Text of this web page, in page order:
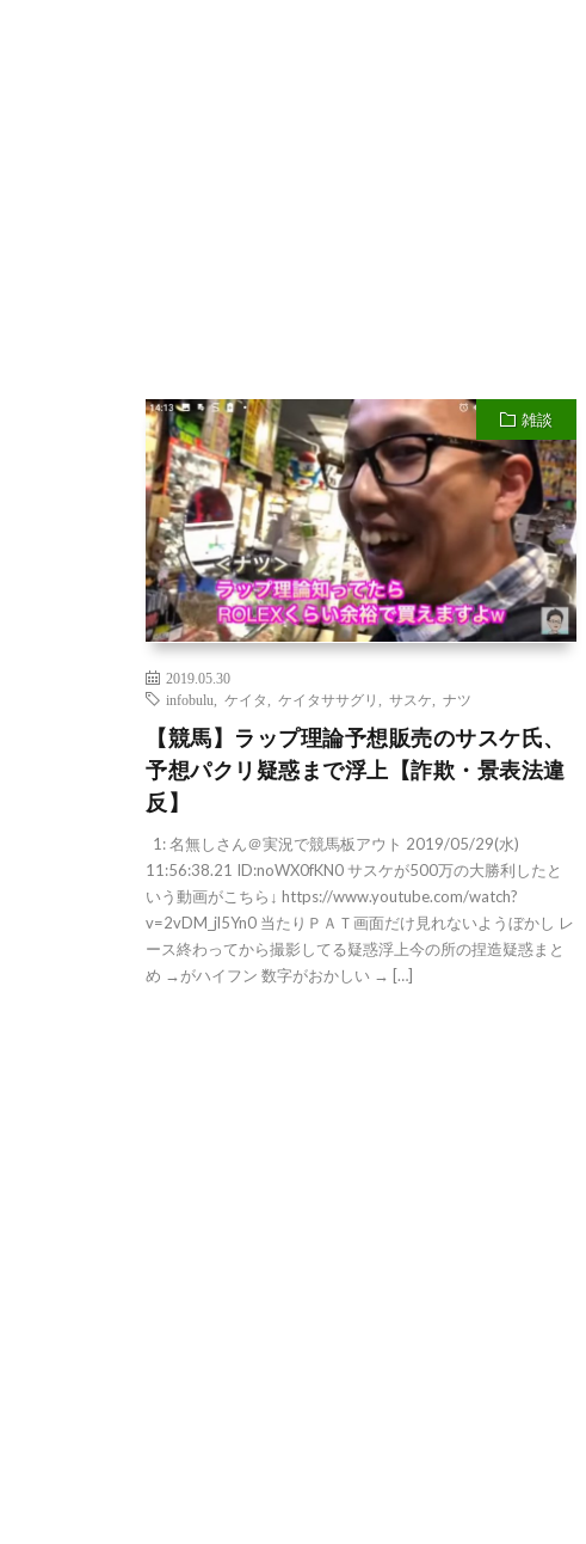
雑談
2019.05.30
infobulu
ケイタ ケイタササグリ サスケ ナツ
【競馬】ラップ理論予想販売のサスケ氏、
予想パクリ疑惑まで浮上【詐欺・景表法違
反】
1: 名無しさん＠実況で競馬板アウト 2019/05/29(水)
11:56:38.21 ID:noWX0fKN0 サスケが500万の大勝利したと
いう動画がこちら↓ https://www.youtube.com/watch?
v=2vDM_jl5Yn0 当たりＰＡＴ画面だけ見れないようぼかし レ
ース終わってから撮影してる疑惑浮上今の所の捏造疑惑まと
め →がハイフン 数字がおかしい → […]